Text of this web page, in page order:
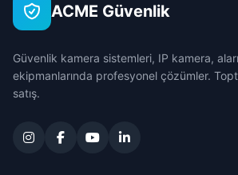
Çorum
Denizli
Edirne
Hocaömer
İhsaniye
Kayalık
ACME Güvenlik
Güvenlik kamera sistemleri, IP kamera,
ekipmanlarında profesyonel çözümler.
satış.